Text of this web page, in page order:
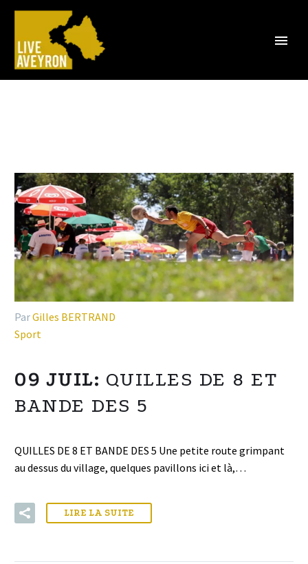
ParGilles BERTRAND
Sport
09 JUIL: QUILLES DE 8 ET
BANDE DES 5
QUILLES DE 8 ET BANDE DES 5 Une petite route grimpant
au dessus du village, quelques pavillons ici et là,…
LIRE LA SUITE